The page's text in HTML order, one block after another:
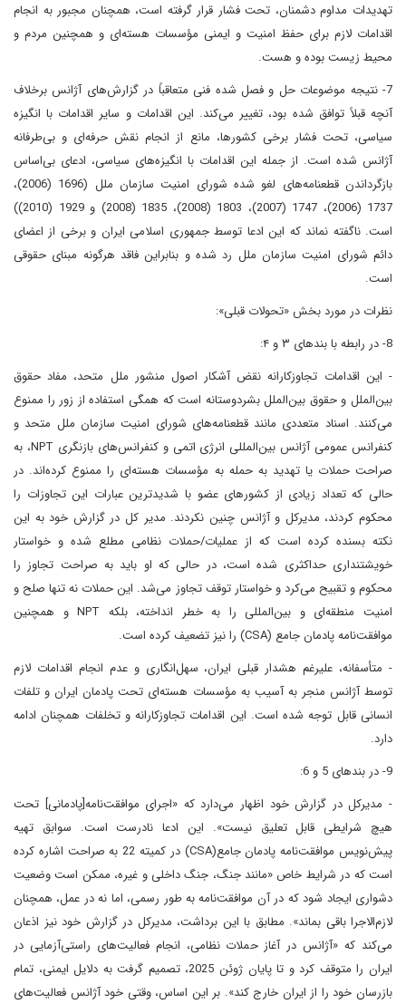
تهدیدات مداوم دشمنان، تحت فشار قرار گرفته است، همچنان مجبور به انجام
اقدامات لازم برای حفظ امنیت و ایمنی مؤسسات هسته‌ای و همچنین مردم و
محیط زیست بوده و هست.
7- نتیجه موضوعات حل و فصل شده فنی متعاقباً در گزارش‌های آژانس برخلاف
آنچه قبلاً توافق شده بود، تغییر می‌کند. این اقدامات و سایر اقدامات با انگیزه
سیاسی، تحت فشار برخی کشورها، مانع از انجام نقش حرفه‌ای و بی‌طرفانه
آژانس شده است. از جمله این اقدامات با انگیزه‌های سیاسی، ادعای بی‌اساس
بازگرداندن قطعنامه‌های لغو شده شورای امنیت سازمان ملل (1696 (2006)،
1737 (2006)، 1747 (2007)، 1803 (2008)، 1835 (2008) و 1929 (2010))
است. ناگفته نماند که این ادعا توسط جمهوری اسلامی ایران و برخی از اعضای
دائم شورای امنیت سازمان ملل رد شده و بنابراین فاقد هرگونه مبنای حقوقی
است.
نظرات در مورد بخش «تحولات قبلی»:
8- در رابطه با بندهای ۳ و ۴:
- این اقدامات تجاوزکارانه نقض آشکار اصول منشور ملل متحد، مفاد حقوق
بین‌الملل و حقوق بین‌الملل بشردوستانه است که همگی استفاده از زور را ممنوع
می‌کنند. اسناد متعددی مانند قطعنامه‌های شورای امنیت سازمان ملل متحد و
کنفرانس عمومی آژانس بین‌المللی انرژی اتمی و کنفرانس‌های بازنگری NPT، به
صراحت حملات یا تهدید به حمله به مؤسسات هسته‌ای را ممنوع کرده‌اند. در
حالی که تعداد زیادی از کشورهای عضو با شدیدترین عبارات این تجاوزات را
محکوم کردند، مدیرکل و آژانس چنین نکردند. مدیر کل در گزارش خود به این
نکته بسنده کرده است که از عملیات/حملات نظامی مطلع شده و خواستار
خویشتنداری حداکثری شده است، در حالی که او باید به صراحت تجاوز را
محکوم و تقبیح می‌کرد و خواستار توقف تجاوز می‌شد. این حملات نه تنها صلح و
امنیت منطقه‌ای و بین‌المللی را به خطر انداخته، بلکه NPT و همچنین
موافقت‌نامه پادمان جامع (CSA) را نیز تضعیف کرده است.
- متأسفانه، علیرغم هشدار قبلی ایران، سهل‌انگاری و عدم انجام اقدامات لازم
توسط آژانس منجر به آسیب به مؤسسات هسته‌ای تحت پادمان ایران و تلفات
انسانی قابل توجه شده است. این اقدامات تجاوزکارانه و تخلفات همچنان ادامه
دارد.
9- در بندهای 5 و 6:
- مدیرکل در گزارش خود اظهار می‌دارد که «اجرای موافقت‌نامه[پادمانی] تحت
هیچ شرایطی قابل تعلیق نیست». این ادعا نادرست است. سوابق تهیه
پیش‌نویس موافقت‌نامه پادمان جامع(CSA) در کمیته 22 به صراحت اشاره کرده
است که در شرایط خاص «مانند جنگ، جنگ داخلی و غیره، ممکن است وضعیت
دشواری ایجاد شود که در آن موافقت‌نامه به طور رسمی، اما نه در عمل، همچنان
لازم‌الاجرا باقی بماند». مطابق با این برداشت، مدیرکل در گزارش خود نیز اذعان
می‌کند که «آژانس در آغاز حملات نظامی، انجام فعالیت‌های راستی‌آزمایی در
ایران را متوقف کرد و تا پایان ژوئن 2025، تصمیم گرفت به دلایل ایمنی، تمام
بازرسان خود را از ایران خارج کند». بر این اساس، وقتی خود آژانس فعالیت‌های